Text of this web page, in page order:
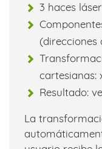
3 haces
(direcciones
cartesianas:
Resultado:
La